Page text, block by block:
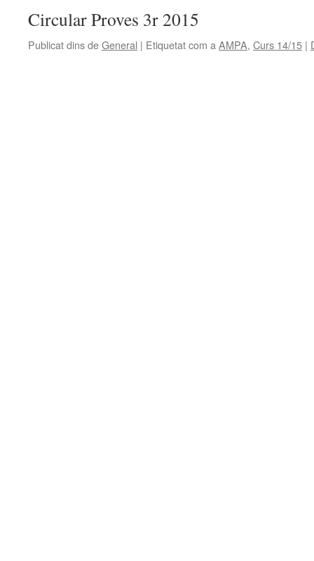
Circular Proves 3r 2015
Publicat dins deGeneral | Etiquetat com a AMPA, Curs 14/15 |